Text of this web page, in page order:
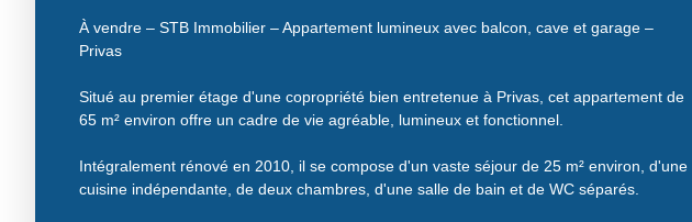
À vendre – STB Immobilier – Appartement lumineux avec balcon, cave et garage –
Privas
Situé au premier étage d'une copropriété bien entretenue à Privas, cet appartement de
65 m² environ offre un cadre de vie agréable, lumineux et fonctionnel.
Intégralement rénové en 2010, il se compose d'un vaste séjour de 25 m² environ, d'une
cuisine indépendante, de deux chambres, d'une salle de bain et de WC séparés.